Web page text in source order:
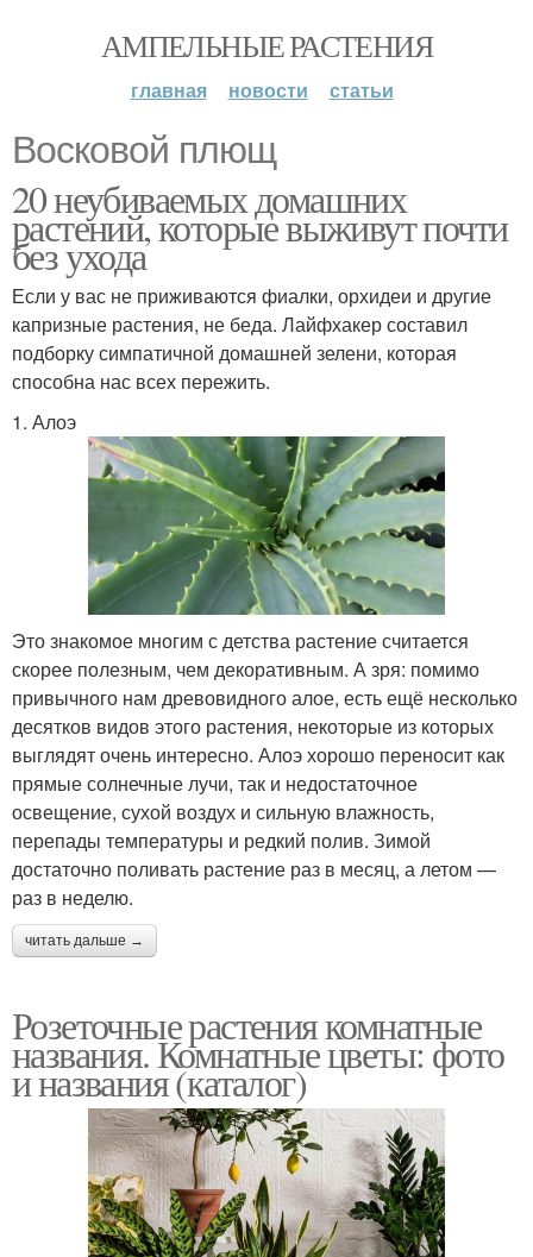
АМПЕЛЬНЫЕ РАСТЕНИЯ
главная новости статьи
Восковой плющ
20 неубиваемых домашних
растений, которые выживут почти
без ухода
Если у вас не приживаются фиалки, орхидеи и другие
капризные растения, не беда. Лайфхакер составил
подборку симпатичной домашней зелени, которая
способна нас всех пережить.
1. Алоэ
Это знакомое многим с детства растение считается
скорее полезным, чем декоративным. А зря: помимо
привычного нам древовидного алое, есть ещё несколько
десятков видов этого растения, некоторые из которых
выглядят очень интересно. Алоэ хорошо переносит как
прямые солнечные лучи, так и недостаточное
освещение, сухой воздух и сильную влажность,
перепады температуры и редкий полив. Зимой
достаточно поливать растение раз в месяц, а летом —
раз в неделю.
читать дальше →
Розеточные растения комнатные
названия. Комнатные цветы: фото
и названия (каталог)